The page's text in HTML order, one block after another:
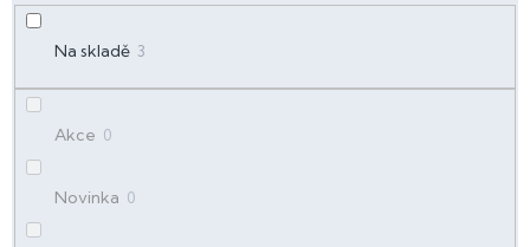
k
ů
Na skladě 3
Akce 0
Novinka 0